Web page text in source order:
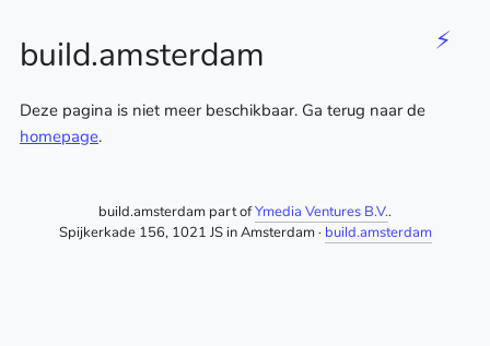
⚡
build.amsterdam
Deze pagina is niet meer beschikbaar. Ga terug naar de
homepage.
build.amsterdam part ofYmedia Ventures B.V..
Spijkerkade 156, 1021 JS in Amsterdam · build.amsterdam